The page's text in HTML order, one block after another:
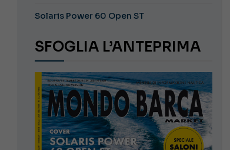
Solaris Power 60 Open ST
SFOGLIA L’ANTEPRIMA